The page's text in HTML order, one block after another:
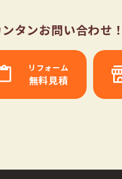
タンお問い合わせ！
リフォーム
無料見積